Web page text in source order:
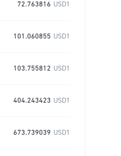
72.763816 USD1
101.060855 USD1
103.755812 USD1
404.243423 USD1
673.739039 USD1